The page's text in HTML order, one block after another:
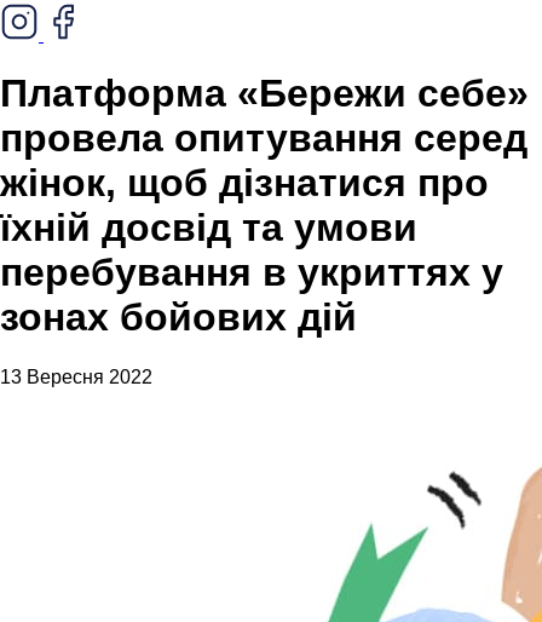
Платформа «Бережи себе»
провела опитування серед
жінок, щоб дізнатися про
їхній досвід та умови
перебування в укриттях у
зонах бойових дій
13 Вересня 2022